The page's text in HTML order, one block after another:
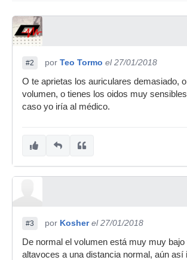
#2 por Teo Tormo el 27/01/2018
O te aprietas los auriculares demasiado,
volumen, o tienes los oidos muy
caso yo iría al médico.
#3 por Kosher el 27/01/2018
De normal el volumen está muy muy bajo
altavoces a una distancia normal, aún así